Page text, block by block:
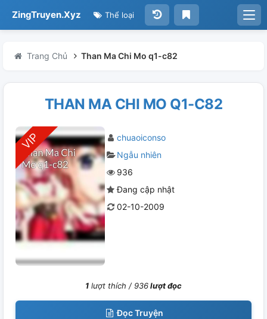
ZingTruyen.Xyz Thể loại
Trang Chủ Than Ma Chi Mo q1-c82
THAN MA CHI MO Q1-C82
chuaoiconso
Ngẫu nhiên
936
Đang cập nhật
02-10-2009
1 lượt thích /936lượt đọc
Đọc Truyện